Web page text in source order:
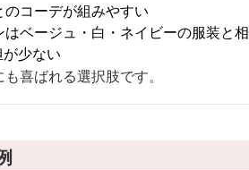
コーデが組みやすい
ベージュ・白・ネイビーの服装と
少ない
喜ばれる選択肢です。